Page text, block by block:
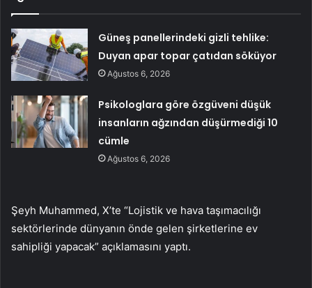
Güneş panellerindeki gizli tehlike:
Duyan apar topar çatıdan söküyor
Ağustos 6, 2026
Psikologlara göre özgüveni düşük
insanların ağzından düşürmediği 10
cümle
Ağustos 6, 2026
Şeyh Muhammed, X’te “Lojistik ve hava taşımacılığı
sektörlerinde dünyanın önde gelen şirketlerine ev
sahipliği yapacak” açıklamasını yaptı.